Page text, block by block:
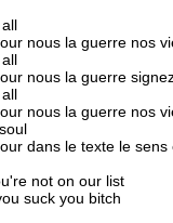
nous la guerre nos
nous la guerre
nous la guerre nos
dans le texte le sens
not on our list
suck you bitch